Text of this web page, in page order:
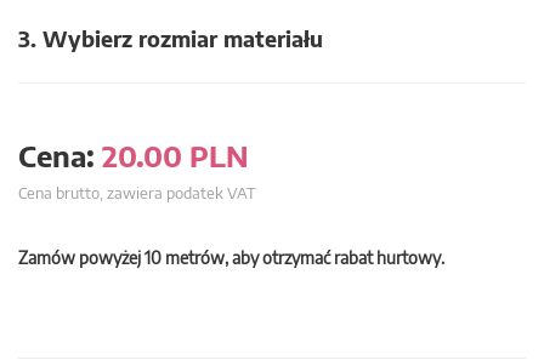
3. Wybierz rozmiar materiału
Cena: 20.00 PLN
Cena brutto, zawiera podatek VAT
Zamów powyżej 10 metrów, aby otrzymać rabat hurtowy.